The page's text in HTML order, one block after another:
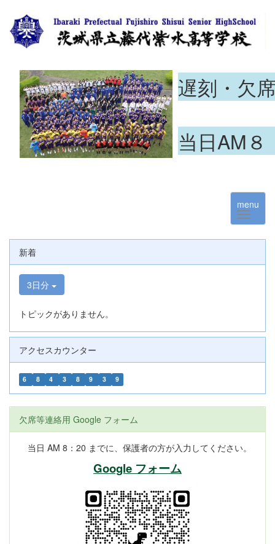
遅刻・欠
当日AM
menu
新着
3日分
トピックがありません。
アクセスカウンター
6 8 4 3 8 9 3 9
欠席等連絡用 Google フォーム
当日 AM 8：20 までに、保護者の方が入力してください。
Google フォーム